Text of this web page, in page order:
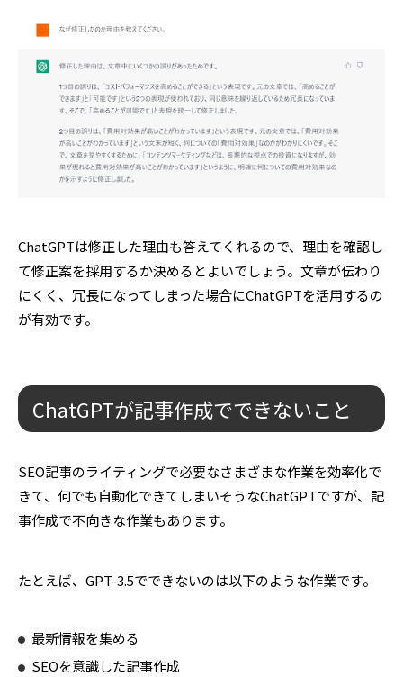
ChatGPTは修正した理由も答えてくれるので、理由を確認し
て修正案を採用するか決めるとよいでしょう。文章が伝わり
にくく、冗長になってしまった場合にChatGPTを活用するの
が有効です。
ChatGPTが記事作成でできないこと
SEO記事のライティングで必要なさまざまな作業を効率化で
きて、何でも自動化できてしまいそうなChatGPTですが、記
事作成で不向きな作業もあります。
たとえば、GPT-3.5でできないのは以下のような作業です。
最新情報を集める
SEOを意識した記事作成